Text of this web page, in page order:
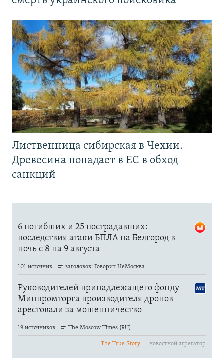
Лиственница сибирская в Чехии.
Древесина попадает в ЕС в обход
санкций